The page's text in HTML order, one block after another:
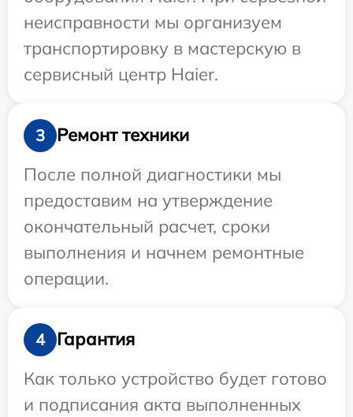
неисправности мы организуем
транспортировку в мастерскую в
сервисный центр Haier.
3
Ремонт техники
После полной диагностики мы
предоставим на утверждение
окончательный расчет, сроки
выполнения и начнем ремонтные
операции.
4
Гарантия
Как только устройство будет готово
и подписания акта выполненных